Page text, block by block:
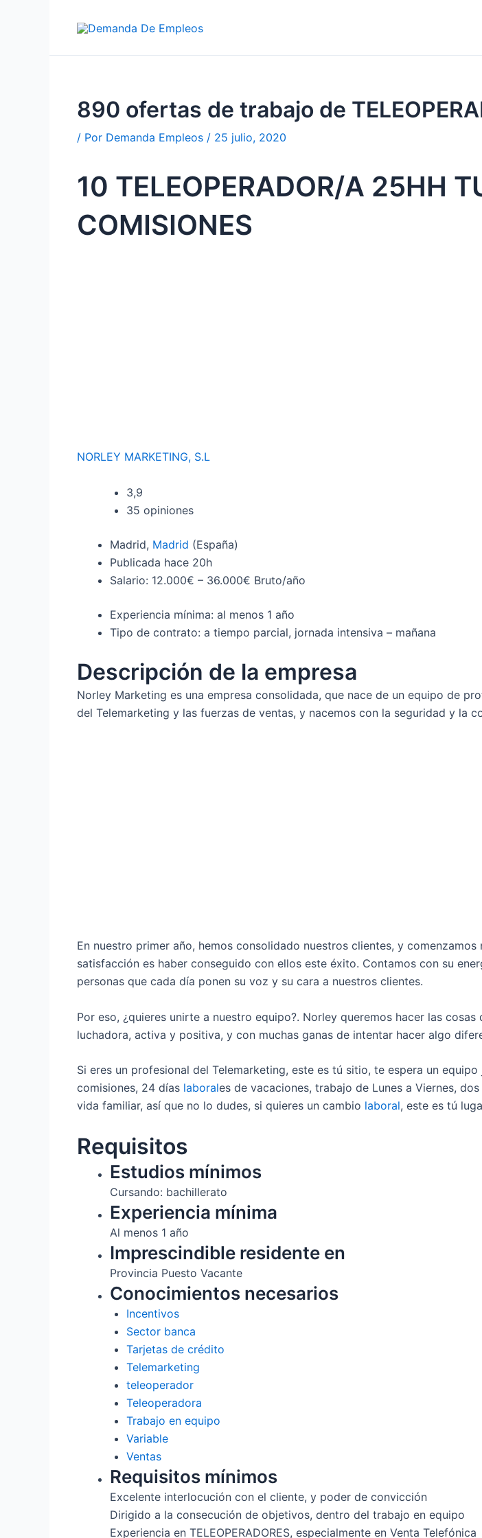
890 ofertas de trabajo de
/ Por Demanda Empleos / 25 julio, 2020
10 TELEOPERADOR/A 25HH
COMISIONES
NORLEY MARKETING, S.L
3,9
35 opiniones
Madrid, Madrid (España)
Publicada hace 20h
Salario: 12.000€ – 36.000€ Bruto/año
Experiencia mínima: al menos 1 año
Tipo de contrato: a tiempo parcial, jornada intensiva – mañana
Descripción de la empresa
Norley Marketing es una empresa consolidada, que nace de un equipo de
del Telemarketing y las fuerzas de ventas, y nacemos con la seguridad y la
En nuestro primer año, hemos consolidado nuestros clientes, y
satisfacción es haber conseguido con ellos este éxito. Contamos con su
personas que cada día ponen su voz y su cara a nuestros clientes.
Por eso, ¿quieres unirte a nuestro equipo?. Norley queremos hacer las
luchadora, activa y positiva, y con muchas ganas de intentar hacer algo
Si eres un profesional del Telemarketing, este es tú sitio, te espera un
comisiones, 24 días laborales de vacaciones, trabajo de Lunes a Viernes,
vida familiar, así que no lo dudes, si quieres un cambio laboral, este es tú
Requisitos
Estudios mínimos
Cursando: bachillerato
Experiencia mínima
Al menos 1 año
Imprescindible residente en
Provincia Puesto Vacante
Conocimientos necesarios
Incentivos
Sector banca
Tarjetas de crédito
Telemarketing
teleoperador
Teleoperadora
Trabajo en equipo
Variable
Ventas
Requisitos mínimos
Excelente interlocución con el cliente, y poder de convicción
Dirigido a la consecución de objetivos, dentro del trabajo en equipo
Experiencia en TELEOPERADORES, especialmente en Venta Telefónica